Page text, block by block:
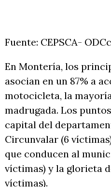
Fuente: CEPSCA-
En Montería, los
asocian en un 87% a
motocicleta, la
madrugada. Los
capital del
Circunvalar (6
que conducen al
víctimas) y la glorieta
víctimas).